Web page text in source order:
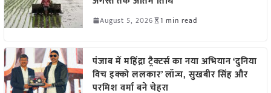
August 5, 2026 1 min read
पंजाब में महिंद्रा ट्रैक्टर्स का नया अभियान ‘दुनिया
विच इक्को ललकार’ लॉन्च, सुखबीर सिंह और
परमिश वर्मा बने चेहरा